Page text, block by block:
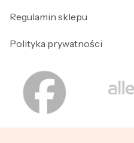
Regulamin sklepu
Polityka prywatności